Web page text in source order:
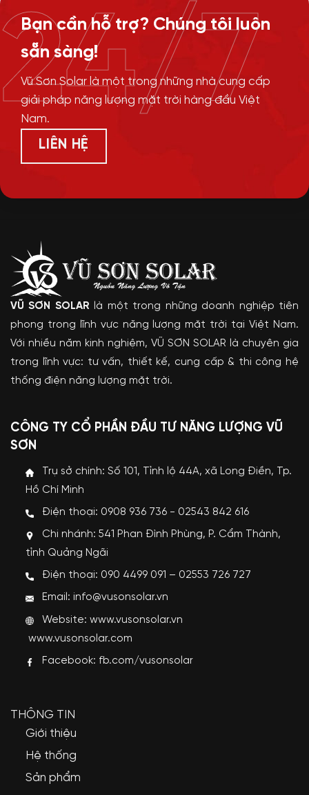
Bạn cần hỗ trợ? Chúng tôi luôn
sẵn sàng!
Vũ Sơn Solar là một trong những nhà cung cấp
giải pháp năng lượng mặt trời hàng đầu Việt
Nam.
LIÊN HỆ
24/7
VŨ SƠN SOLAR là một trong những doanh nghiệp tiên
phong trong lĩnh vực năng lượng mặt trời tại Việt Nam.
Với nhiều năm kinh nghiệm, VŨ SƠN SOLAR là chuyên gia
trong lĩnh vực: tư vấn, thiết kế, cung cấp & thi công hệ
thống điện năng lượng mặt trời.
CÔNG TY CỔ PHẦN ĐẦU TƯ NĂNG LƯỢNG VŨ
SƠN
Trụ sở chính: Số 101, Tỉnh lộ 44A, xã Long Điền, Tp.
Hồ Chí Minh
Điện thoại: 0908 936 736 - 02543 842 616
Chi nhánh: 541 Phan Đình Phùng, P. Cẩm Thành,
tỉnh Quảng Ngãi
Điện thoại: 090 4499 091 – 02553 726 727
Email: info@vusonsolar.vn
Website:www.vusonsolar.vn
www.vusonsolar.com
Facebook: fb.com/vusonsolar
THÔNG TIN
Giới thiệu
Hệ thống
Sản phẩm